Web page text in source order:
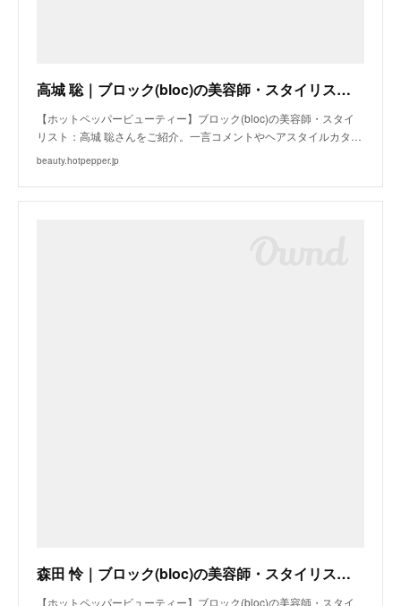
高城 聡｜ブロック(bloc)の美容師・スタイリスト｜ホットペッパービューティー
【ホットペッパービューティー】ブロック(bloc)の美容師・スタイ
リスト：高城 聡さんをご紹介。一言コメントやヘアスタイルカタ…
beauty.hotpepper.jp
森田 怜｜ブロック(bloc)の美容師・スタイリスト｜ホットペッパービューティー
【ホットペッパービューティー】ブロック(bloc)の美容師・スタイ